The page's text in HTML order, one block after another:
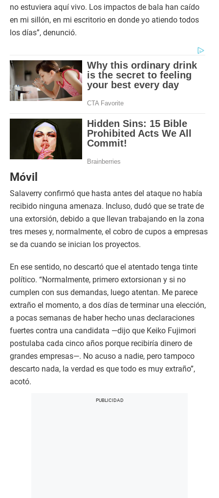
no estuviera aquí vivo. Los impactos de bala han caído
en mi sillón, en mi escritorio en donde yo atiendo todos
los días”, denunció.
Móvil
Salaverry confirmó que hasta antes del ataque no había
recibido ninguna amenaza. Incluso, dudó que se trate de
una extorsión, debido a que llevan trabajando en la zona
tres meses y, normalmente, el cobro de cupos a empresas
se da cuando se inician los proyectos.
En ese sentido, no descartó que el atentado tenga tinte
político. “Normalmente, primero extorsionan y si no
cumplen con sus demandas, luego atentan. Me parece
extraño el momento, a dos días de terminar una elección,
a pocas semanas de haber hecho unas declaraciones
fuertes contra una candidata —dijo que Keiko Fujimori
postulaba cada cinco años porque recibiría dinero de
grandes empresas—. No acuso a nadie, pero tampoco
descarto nada, la verdad es que todo es muy extraño”,
acotó.